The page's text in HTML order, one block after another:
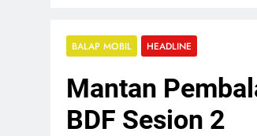
BALAP MOBIL HEADLINE
Mantan
BDF Sesion 2